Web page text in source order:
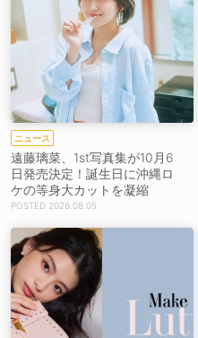
ニュース
遠藤璃菜、1st写真集が10月6
日発売決定！誕生日に沖縄ロ
ケの等身大カットを凝縮
2026.08.05